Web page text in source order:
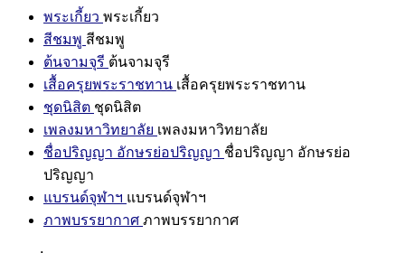
พระเกี้ยว พระเกี้ยว
สีชมพู สีชมพู
ต้นจามจุรี ต้นจามจุรี
เสื้อครุยพระราชทาน เสื้อครุยพระราชทาน
ชุดนิสิต ชุดนิสิต
เพลงมหาวิทยาลัย เพลงมหาวิทยาลัย
ชื่อปริญญา อักษรย่อปริญญา ชื่อปริญญา อักษรย่อ
ปริญญา
แบรนด์จุฬาฯ แบรนด์จุฬาฯ
ภาพบรรยากาศ ภาพบรรยากาศ